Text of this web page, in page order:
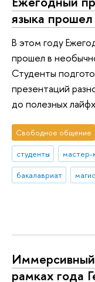
языка
В этом году
прошел в
Студенты
презентаций
до полезных
Свободное общение
студенты
мастер-
бакалавриат
Иммерсивный
рамках года